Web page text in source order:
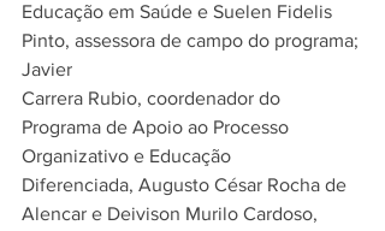
Educação em Saúde e Suelen Fidelis
Pinto, assessora de campo do programa;
Javier
Carrera Rubio, coordenador do
Programa de Apoio ao Processo
Organizativo e Educação
Diferenciada, Augusto César Rocha de
Alencar e Deivison Murilo Cardoso,